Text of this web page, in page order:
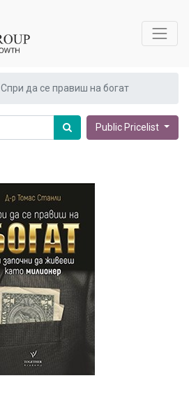
Спри да се правиш на богат
Public Pricelist